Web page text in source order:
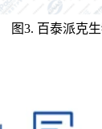
图3. 百泰派克